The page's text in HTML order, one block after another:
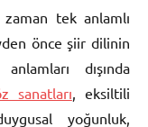
tek anlamlı
önce şiir dilinin
dışında
sanatları , eksiltili
yoğunluk,